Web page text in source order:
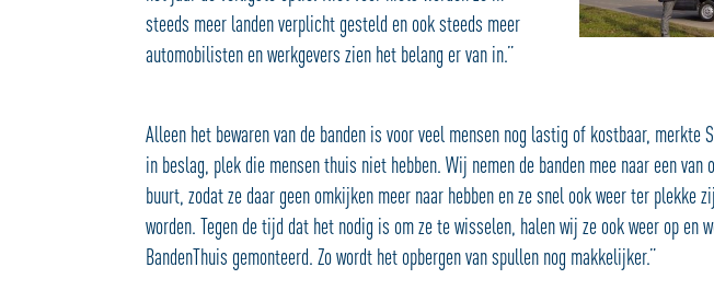
steeds meer landen verplicht gesteld en ook steeds meer
automobilisten en werkgevers zien het belang er van in.”
Alleen het bewaren van de banden is voor veel mensen nog lastig of kostbaar, merkte
in beslag, plek die mensen thuis niet hebben. Wij nemen de banden mee naar een van
buurt, zodat ze daar geen omkijken meer naar hebben en ze snel ook weer ter plekke
worden. Tegen de tijd dat het nodig is om ze te wisselen, halen wij ze ook weer op en
BandenThuis gemonteerd. Zo wordt het opbergen van spullen nog makkelijker.”